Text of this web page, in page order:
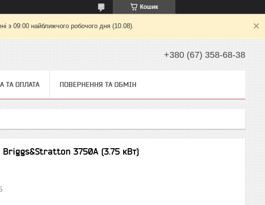
Кошик
з 09:00 найближчого робочого дня (10.08).
+380 (67) 358-68-38
ТА ОПЛАТА ПОВЕРНЕННЯ ТА ОБМІН
Briggs&Stratton 3750A (3.75 кВт)